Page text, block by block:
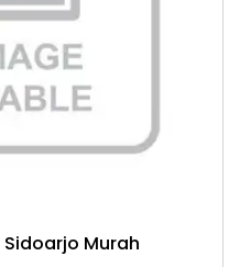
Sidoarjo Murah